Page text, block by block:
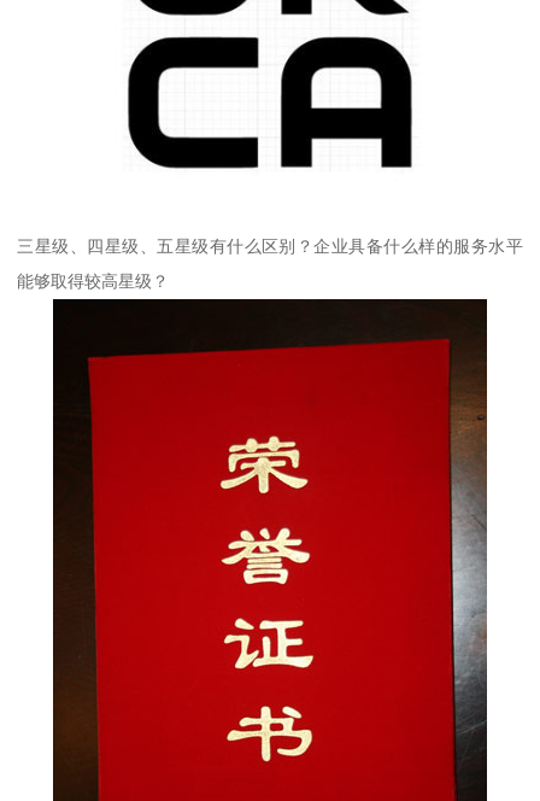
三星级、四星级、五星级有什么区别？企业具备什么样的服务水平
能够取得较高星级？